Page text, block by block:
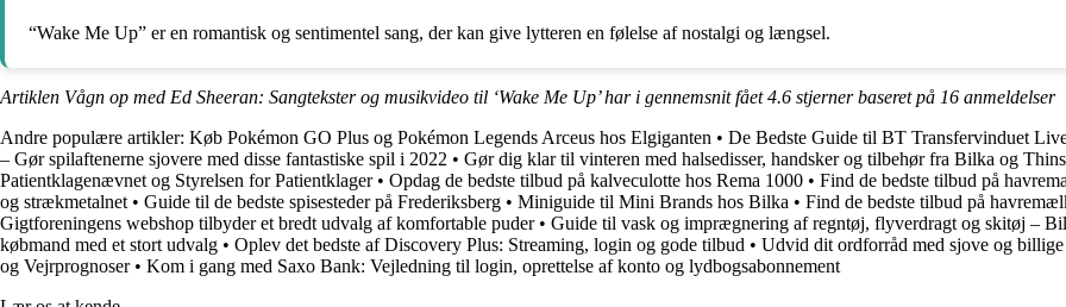
“Wake Me Up” er en romantisk og sentimentel sang, der kan give lytteren en følelse af nostalgi og længsel.
Artiklen Vågn op med Ed Sheeran: Sangtekster og musikvideo til ‘Wake Me Up’ har i gennemsnit fået4.6 stjerner baseret på 16 anmeldelser
Andre populære artikler: Køb Pokémon GO Plus og Pokémon Legends Arceus hos Elgiganten • De Bedste Guide til BT Transfervinduet
– Gør spilaftenerne sjovere med disse fantastiske spil i 2022 • Gør dig klar til vinteren med halsedisser, handsker og tilbehør fra Bilka og
Patientklagenævnet og Styrelsen for Patientklager• Opdag de bedste tilbud på kalveculotte hos Rema 1000 • Find de bedste tilbud på
og strækmetalnet • Guide til de bedste spisesteder på Frederiksberg • Miniguide til Mini Brands hos Bilka • Find de bedste tilbud på
Gigtforeningens webshop tilbyder et bredt udvalg af komfortable puder• Guide til vask og imprægnering af regntøj, flyverdragt og skitøj –
købmand med et stort udvalg • Oplev det bedste af Discovery Plus: Streaming, login og gode tilbud • Udvid dit ordforråd med sjove og
og Vejrprognoser• Kom i gang med Saxo Bank: Vejledning til login, oprettelse af konto og lydbogsabonnement